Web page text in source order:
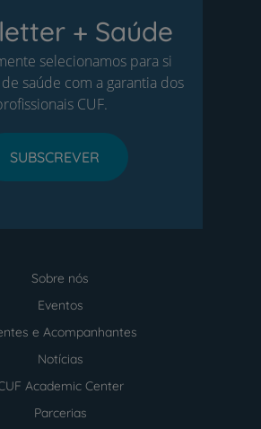
+ Saúde
selecionamos para si
saúde com a garantia dos
CUF.
SUBSCREVER
Sobre nós
Eventos
e Acompanhantes
Notícias
Academic Center
Parcerias